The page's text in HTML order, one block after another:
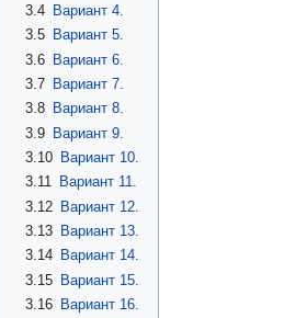
3.4
Вариант 4.
3.5
Вариант 5.
3.6 Вариант 6.
3.7
Вариант 7.
3.8
Вариант 8.
3.9 Вариант 9.
3.10
Вариант 10.
3.11
Вариант 11.
3.12 Вариант 12.
3.13
Вариант 13.
3.14
Вариант 14.
3.15 Вариант 15.
3.16
Вариант 16.